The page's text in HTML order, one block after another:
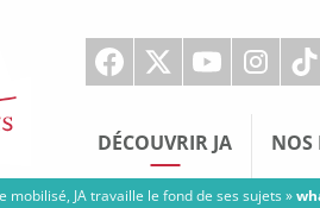
DÉCOUVRIR JA NOS
mobilisé, JA travaille le fond de ses sujets»